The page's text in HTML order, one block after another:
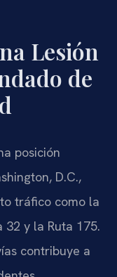
Lesión
de
posición
D.C.,
tráfico como la
32 y la Ruta 175.
contribuye a